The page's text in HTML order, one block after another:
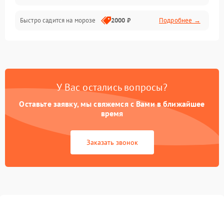
Быстро садится на морозе 2000 ₽ Подробнее →
У Вас остались вопросы?
Оставьте заявку, мы свяжемся с Вами в ближайшее
время
Заказать звонок